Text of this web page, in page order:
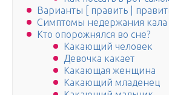
Варианты [ править |
Симптомы недержания кала
Кто опорожнялся во сне?
Какающий человек
Девочка какает
Какающая женщина
Какающий младенец